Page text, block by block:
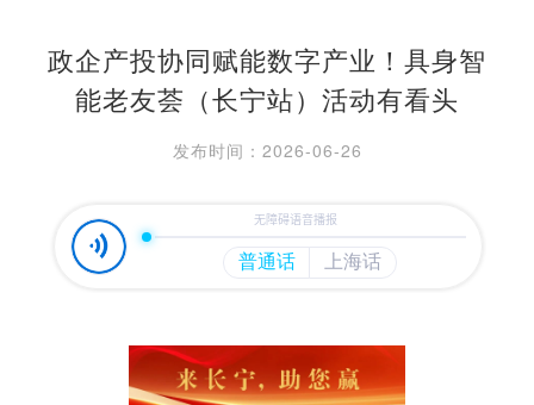
政企产投协同赋能数字产业！具身智
能老友荟（长宁站）活动有看头
发布时间：2026-06-26